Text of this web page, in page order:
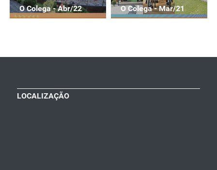
O Colega - Abr/22 O Colega - Mar/21
LOCALIZAÇÃO